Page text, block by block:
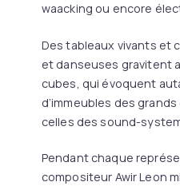
waacking ou encore
Des tableaux vivants et
et danseuses gravitent
cubes, qui évoquent
d’immeubles des
celles des sound-
Pendant chaque
compositeur Awir Leon